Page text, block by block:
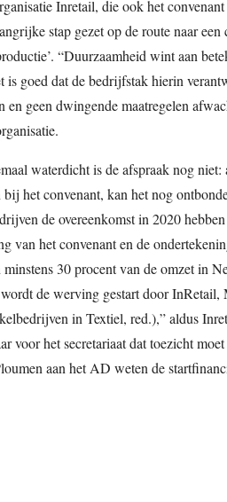
Inretail, die ook het
stap gezet op de route naar
“Duurzaamheid wint aan
is goed dat de bedrijfstak hierin
en geen dwingende maatregelen
waterdicht is de afspraak nog
bij het convenant, kan het nog
de overeenkomst in 2020
van het convenant en de
minstens 30 procent van de omzet in
de werving gestart door
in Textiel, red.),” aldus
voor het secretariaat dat toezicht
aan het AD weten de